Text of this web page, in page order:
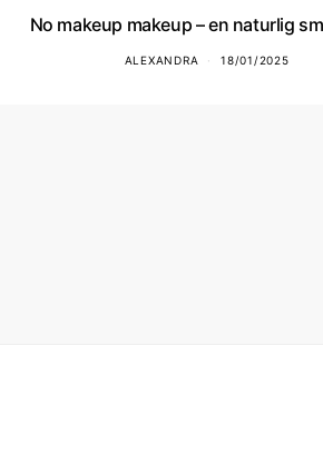
No makeup makeup – en naturlig
ALEXANDRA 18/01/2025